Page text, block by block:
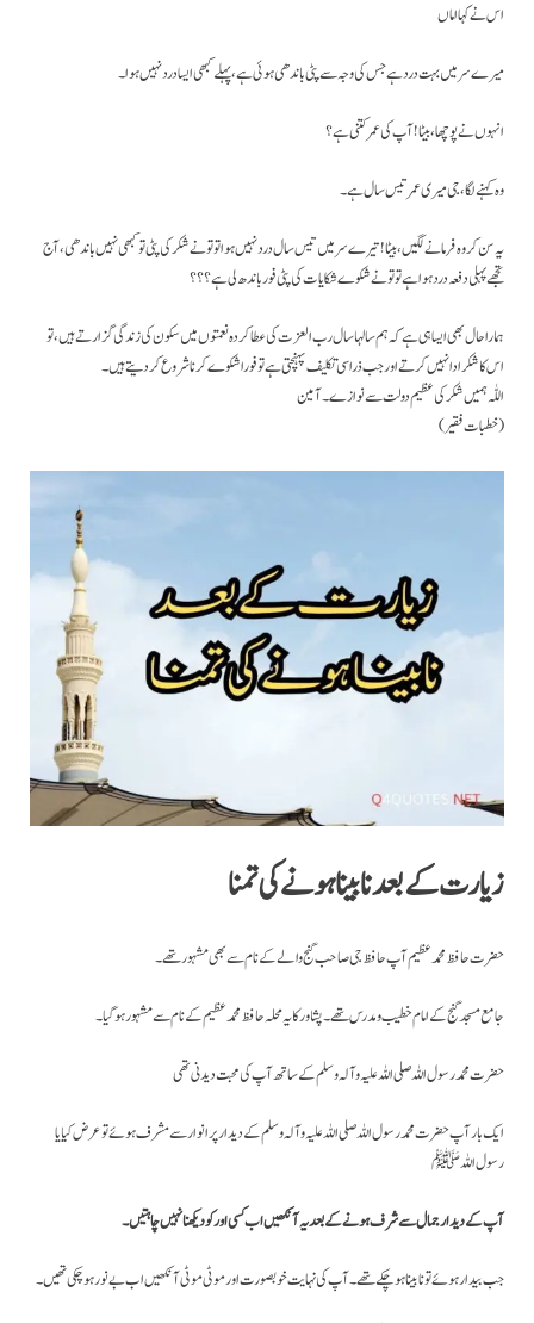
اس نے کہا اماں
میرے سر میں بہت درد ہے جس کی وجہ سے پٹی باندھی ہوئی ہے، پہلے کبھی ایسا درد نہیں ہوا۔
انہوں نے پوچھا، بیٹا! آپ کی عمر کتنی ہے؟
وہ کہنے لگا، جی میری عمر تیس سال ہے۔
یہ سن کر وہ فرمانے لگیں، بیٹا! تیرے سر میں تیس سال درد نہیں ہوا تو تو نے شکر کی پٹی تو کبھی نہیں باندھی، آج
تجھے پہلی دفعہ درد ہوا ہے تو تو نے شکوے شکایات کی پٹی فور باندھ لی ہے؟؟؟
ہمارا حال بھی ایسا ہی ہے کہ ہم سالہا سال رب العزت کی عطا کردہ نعمتوں میں سکون کی زندگی گزارتے ہیں، تو
اس کا شکر ادا نہیں کرتے اور جب ذراسی تکلیف پہنچتی ہے تو فورا شکوے کرنا شروع کر دیتے ہیں ۔
اللّٰہ ہمیں شکر کی عظیم دولت سے نوازے۔ آمین
(خطبات فقیر)
زیارت کے بعد نا بینا ہونے کی تمنا
حضرت حافظ محمد عظیم آپ حافظ جی صاحب گنج والے کے نام سے بھی مشہور تھے ۔
جامع مسجد گنج کے امام خطیب و مدرس تھے۔ پشاور کا یہ محلہ حافظ محمد عظیم کے نام سے مشہور ہو گیا۔
حضرت محمد رسول اللہ صلی اللہ علیہ وآلہ وسلم کے ساتھ آپ کی محبت دیدنی تھی
ایک بار آپ حضرت محمد رسول اللہ صلی اللہ علیہ وآلہ وسلم کے دیدار پر انوار سے مشرف ہوئے تو عرض کیا یا
رسول اللہﷺ
آپ کے دیدار جمال سے شرف ہونے کے بعد یہ آنکھیں اب کسی اور کو دیکھنا نہیں چاہتیں ۔
جب بیدار ہوئے تو نا بینا ہو چکے تھے۔ آپ کی نہایت خوبصورت اور موٹی موٹی آنکھیں اب بے نور ہو چکی تھیں۔